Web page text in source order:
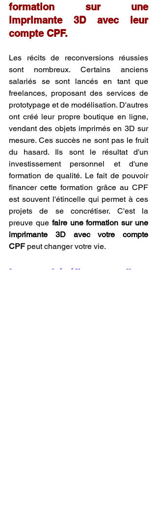
formation sur une
imprimante 3D avec leur
compte CPF.
Les récits de reconversions réussies
sont nombreux. Certains anciens
salariés se sont lancés en tant que
freelances, proposant des services de
prototypage et de modélisation. D'autres
ont créé leur propre boutique en ligne,
vendant des objets imprimés en 3D sur
mesure. Ces succès ne sont pas le fruit
du hasard. Ils sont le résultat d'un
investissement personnel et d'une
formation de qualité. Le fait de pouvoir
financer cette formation grâce au CPF
est souvent l'étincelle qui permet à ces
projets de se concrétiser. C'est la
preuve que faire une formation sur une
imprimante 3D avec votre compte
CPF peut changer votre vie.
Les bénéfices d'une